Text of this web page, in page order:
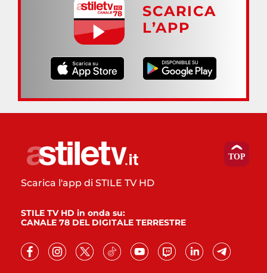
SCARICA
L’APP
Scarica l'app di STILE TV HD
STILE TV HD in onda su:
CANALE 78 DEL DIGITALE TERRESTRE